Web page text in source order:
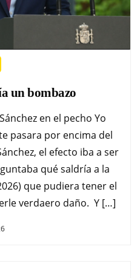
un bombazo
en el pecho Yo
pasara por encima del
el efecto iba a ser
qué saldría a la
que pudiera tener el
verdaero daño. Y […]